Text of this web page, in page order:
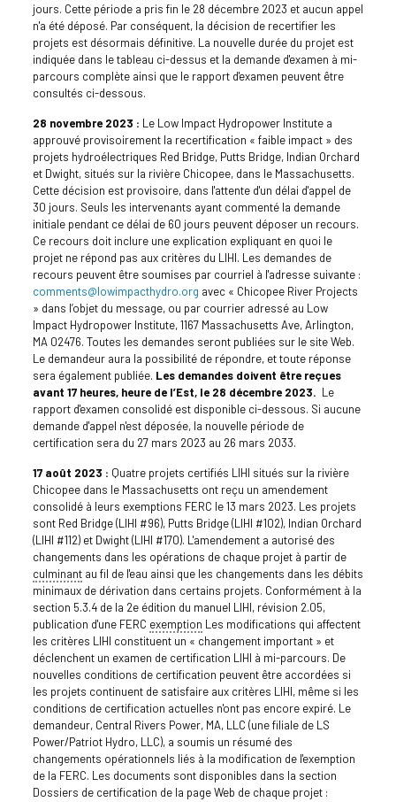
jours. Cette période a pris fin le 28 décembre 2023 et aucun appel
n'a été déposé. Par conséquent, la décision de recertifier les
projets est désormais définitive. La nouvelle durée du projet est
indiquée dans le tableau ci-dessus et la demande d'examen à mi-
parcours complète ainsi que le rapport d'examen peuvent être
consultés ci-dessous.
28 novembre 2023 : Le Low Impact Hydropower Institute a
approuvé provisoirement la recertification « faible impact » des
projets hydroélectriques Red Bridge, Putts Bridge, Indian Orchard
et Dwight, situés sur la rivière Chicopee, dans le Massachusetts.
Cette décision est provisoire, dans l'attente d'un délai d'appel de
30 jours. Seuls les intervenants ayant commenté la demande
initiale pendant ce délai de 60 jours peuvent déposer un recours.
Ce recours doit inclure une explication expliquant en quoi le
projet ne répond pas aux critères du LIHI. Les demandes de
recours peuvent être soumises par courriel à l'adresse suivante :
comments@lowimpacthydro.org avec « Chicopee River Projects
» dans l’objet du message, ou par courrier adressé au Low
Impact Hydropower Institute, 1167 Massachusetts Ave, Arlington,
MA 02476. Toutes les demandes seront publiées sur le site Web.
Le demandeur aura la possibilité de répondre, et toute réponse
sera également publiée. Les demandes doivent être reçues
avant 17 heures, heure de l’Est, le 28 décembre 2023. Le
rapport d'examen consolidé est disponible ci-dessous. Si aucune
demande d'appel n'est déposée, la nouvelle période de
certification sera du 27 mars 2023 au 26 mars 2033.
17 août 2023 : Quatre projets certifiés LIHI situés sur la rivière
Chicopee dans le Massachusetts ont reçu un amendement
consolidé à leurs exemptions FERC le 13 mars 2023. Les projets
sont Red Bridge (LIHI #96), Putts Bridge (LIHI #102), Indian Orchard
(LIHI #112) et Dwight (LIHI #170). L'amendement a autorisé des
changements dans les opérations de chaque projet à partir de
culminantau fil de l'eau ainsi que les changements dans les débits
minimaux de dérivation dans certains projets. Conformément à la
section 5.3.4 de la 2e édition du manuel LIHI, révision 2.05,
publication d'une FERC exemption Les modifications qui affectent
les critères LIHI constituent un « changement important » et
déclenchent un examen de certification LIHI à mi-parcours. De
nouvelles conditions de certification peuvent être accordées si
les projets continuent de satisfaire aux critères LIHI, même si les
conditions de certification actuelles n'ont pas encore expiré. Le
demandeur, Central Rivers Power, MA, LLC (une filiale de LS
Power/Patriot Hydro, LLC), a soumis un résumé des
changements opérationnels liés à la modification de l'exemption
de la FERC. Les documents sont disponibles dans la section
Dossiers de certification de la page Web de chaque projet :